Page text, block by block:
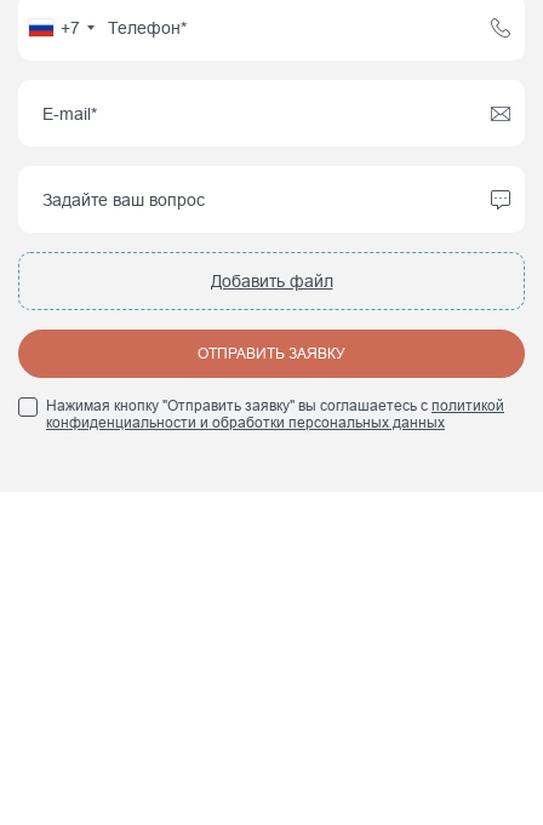
+7
Добавить файл
ОТПРАВИТЬ ЗАЯВКУ
Нажимая кнопку "Отправить заявку" вы соглашаетесь с политикой
конфиденциальности и обработки персональных данных